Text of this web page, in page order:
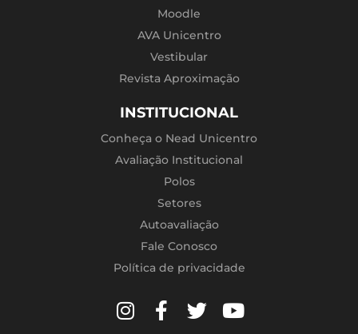
Moodle
AVA Unicentro
Vestibular
Revista Aproximação
INSTITUCIONAL
Conheça o Nead Unicentro
Avaliação Institucional
Polos
Setores
Autoavaliação
Fale Conosco
Política de privacidade